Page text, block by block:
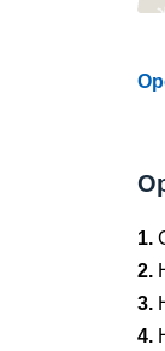
1.
2.
3.
4.